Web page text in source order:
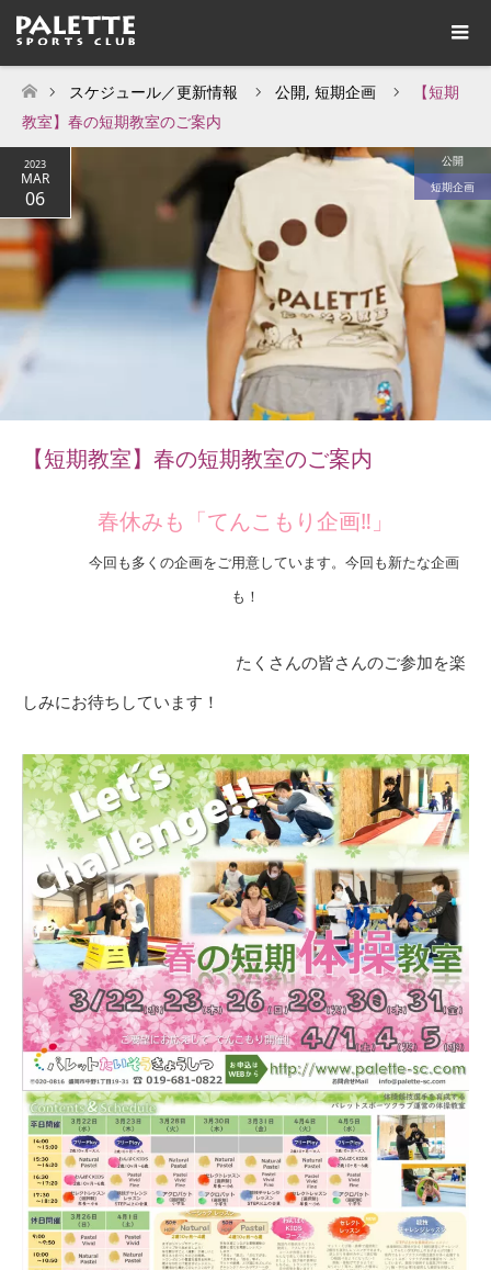
ホーム
スケジュール／更新情報 公開, 短期企画
【短期
教室】春の短期教室のご案内
2023
MAR
06
公開
短期企画
【短期教室】春の短期教室のご案内
春休みも「てんこもり企画‼」
今回も多くの企画をご用意しています。今回も新たな企画
も！
たくさんの皆さんのご参加を楽
しみにお待ちしています！